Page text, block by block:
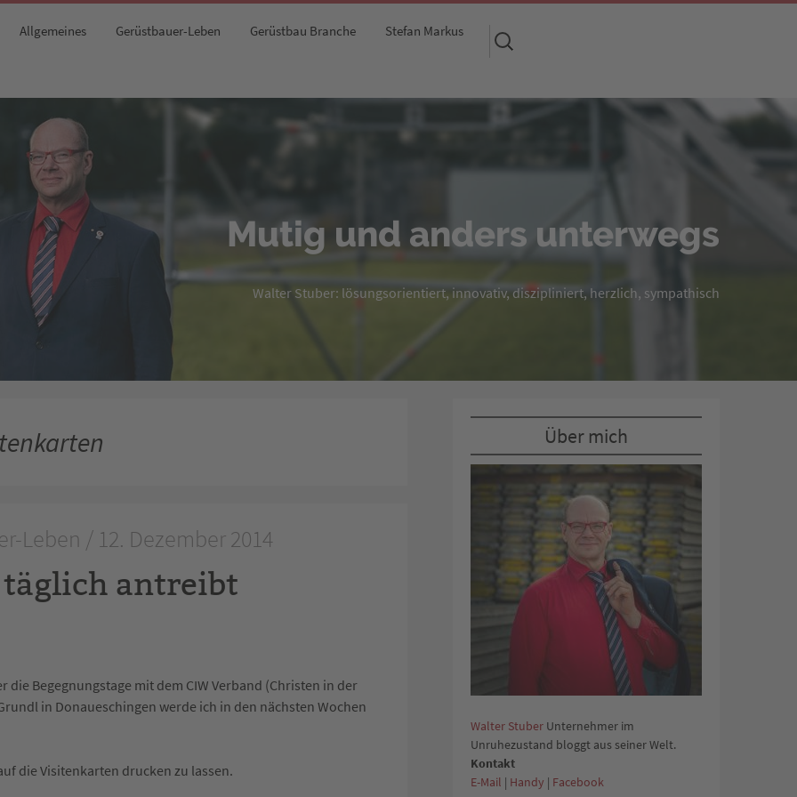
Allgemeines Gerüstbauer-Leben Gerüstbau Branche Stefan Markus
Suchen
nach:
Mutig und anders unterwegs
Walter Stuber: lösungsorientiert, innovativ, diszipliniert, herzlich, sympathisch
Leben / 12. Dezember 2014
täglich antreibt
Begegnungstage mit dem CIW Verband (Christen in der
in Donaueschingen werde ich in den nächsten Wochen
die Visitenkarten drucken zu lassen.
Über mich
Walter Stuber Unternehmer im
Unruhezustand bloggt aus seiner Welt.
Kontakt
E-Mail | Handy | Facebook